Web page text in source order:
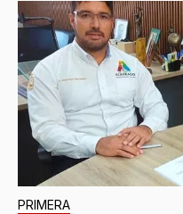
PRIMERA